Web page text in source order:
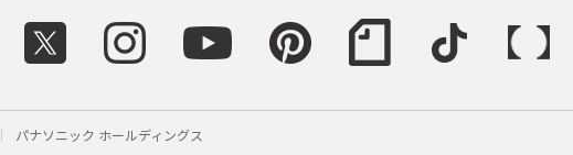
パナソニック ホールディングス